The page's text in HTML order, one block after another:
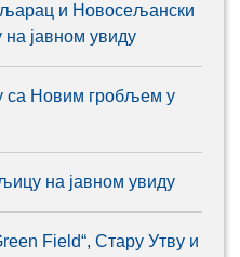
и Новосељански
јавном увиду
са Новим гробљем у
на јавном увиду
Field“, Стару Утву и